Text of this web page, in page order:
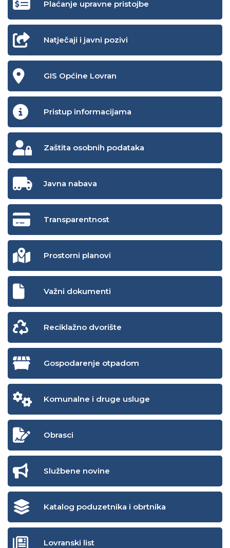
Plaćanje upravne pristojbe
Natječaji i javni pozivi
GIS Općine Lovran
Pristup informacijama
Zaštita osobnih podataka
Javna nabava
Transparentnost
Prostorni planovi
Važni dokumenti
Reciklažno dvorište
Gospodarenje otpadom
Komunalne i druge usluge
Obrasci
Službene novine
Katalog poduzetnika i obrtnika
Lovranski list